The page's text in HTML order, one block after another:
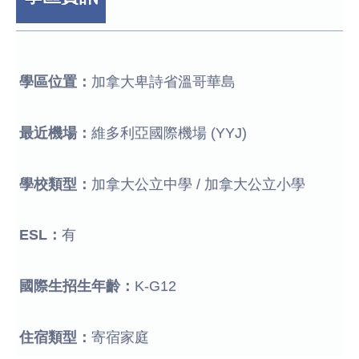
學區位置： 加拿大卑詩省溫哥華島
最近機場：維多利亞國際機場 (YYJ)
學校類型： 加拿大公立中學 / 加拿大公立小學
ESL：有
國際生招生年齡： K-G12
住宿類型：寄宿家庭